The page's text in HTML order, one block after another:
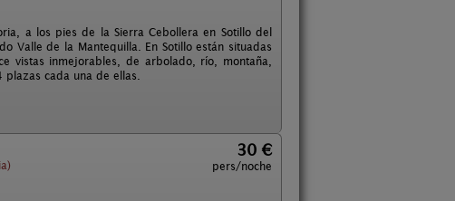
a los pies de la Sierra Cebollera en Sotillo del
Valle de la Mantequilla. En Sotillo están situadas
inmejorables, de arbolado, río, montaña,
cada una de ellas.
30 €
pers/noche